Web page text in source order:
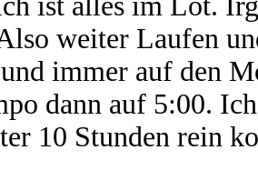
weiter Laufen
immer auf den
dann auf 5:00.
10 Stunden rein